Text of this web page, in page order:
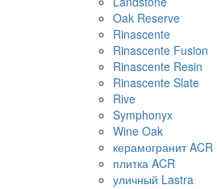
Oak Reserve
Rinascente
Rinascente Fusion
Rinascente Resin
Rinascente Slate
Rive
Symphonyx
Wine Oak
керамогранит ACR
плитка ACR
уличный Lastra